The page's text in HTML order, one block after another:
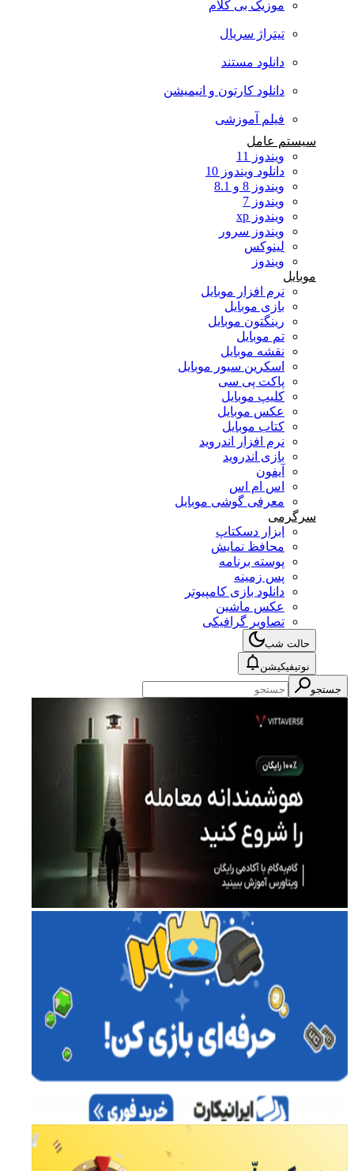
موزیک بی کلام
تیتراژ سریال
دانلود مستند
دانلود کارتون و انیمیشن
فیلم آموزشی
سیستم عامل
ویندوز 11
دانلود ویندوز 10
ویندوز 8 و 8.1
ویندوز 7
ویندوز xp
ویندوز سرور
لینوکس
ویندوز
موبایل
نرم افزار موبایل
بازی موبایل
رینگتون موبایل
تم موبایل
نقشه موبایل
اسکرین سیور موبایل
پاکت پی سی
کلیپ موبایل
عکس موبایل
کتاب موبایل
نرم افزار اندروید
بازی اندروید
آیفون
اس ام اس
معرفی گوشی موبایل
سرگرمی
ابزار دسکتاپ
محافظ نمایش
پوسته برنامه
پس زمینه
دانلود بازی کامپیوتر
عکس ماشین
تصاویر گرافیکی
حالت شب
نوتیفیکیشن
جستجو